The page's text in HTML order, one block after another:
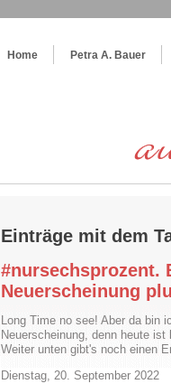
Home
Petra A. Bauer
Einträge mit dem
#nursechsprozent.
Neuerscheinung
Long Time no see! Aber da bin
Neuerscheinung, denn heute ist
Weiter unten gibt's noch einen
Dienstag, 20. September 2022